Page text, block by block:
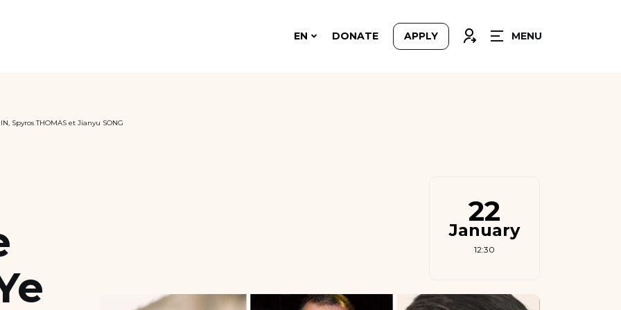
CLOSE
EN DONATE APPLY CONNEXIONMENU
Spyros THOMAS et Jianyu SONG
22
January
12:30